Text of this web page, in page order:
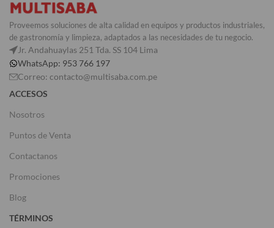
Proveemos soluciones de alta calidad en equipos y productos industriales,
de gastronomía y limpieza, adaptados a las necesidades de tu negocio.
Jr. Andahuaylas 251 Tda. SS 104 Lima
WhatsApp: 953 766 197
Correo: contacto@multisaba.com.pe
ACCESOS
Nosotros
Puntos de Venta
Contactanos
Promociones
Blog
TÉRMINOS